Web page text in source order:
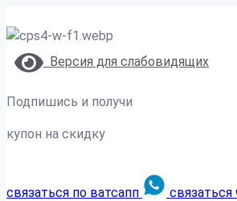
Версия для слабовидящих
Подпишись и получи
купон на скидку
связаться по ватсапп связаться